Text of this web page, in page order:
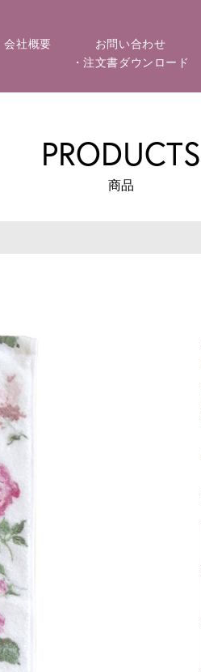
会社概要
お問い合わせ
・注文書ダウンロード
PRODUCTS
商品